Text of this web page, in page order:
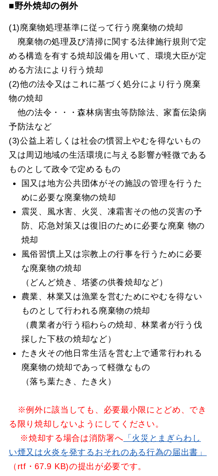
■野外焼却の例外
(1)廃棄物処理基準に従って行う廃棄物の焼却
廃棄物の処理及び清掃に関する法律施行規則で定
める構造を有する焼却設備を用いて、環境大臣が定
める方法により行う焼却
(2)他の法令又はこれに基づく処分により行う廃棄
物の焼却
他の法令・・・森林病害虫等防除法、家畜伝染病
予防法など
(3)公益上若しくは社会の慣習上やむを得ないもの
又は周辺地域の生活環境に与える影響が軽微である
ものとして政令で定めるもの
国又は地方公共団体がその施設の管理を行うた
めに必要な廃棄物の焼却
震災、風水害、火災、凍霜害その他の災害の予
防、応急対策又は復旧のために必要な廃棄 物の
焼却
風俗習慣上又は宗教上の行事を行うために必要
な廃棄物の焼却
（どんど焼き、塔婆の供養焼却など）
農業、林業又は漁業を営むためにやむを得ない
ものとして行われる廃棄物の焼却
（農業者が行う稲わらの焼却、林業者が行う伐
採した下枝の焼却など）
たき火その他日常生活を営む上で通常行われる
廃棄物の焼却であって軽微なもの
（落ち葉たき、たき火）
※例外に該当しても、必要最小限にとどめ、でき
る限り焼却しないようにしてください。
※焼却する場合は消防署へ 「火災とまぎらわし
い煙又は火炎を発するおそれのある行為の届出書」
（ rtf・67.9 KB)の提出が必要です。